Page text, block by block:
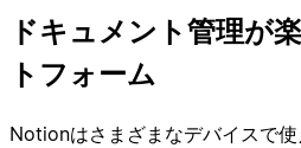
ドキュメント管理が
トフォーム
Notionはさまざまなデバイスで